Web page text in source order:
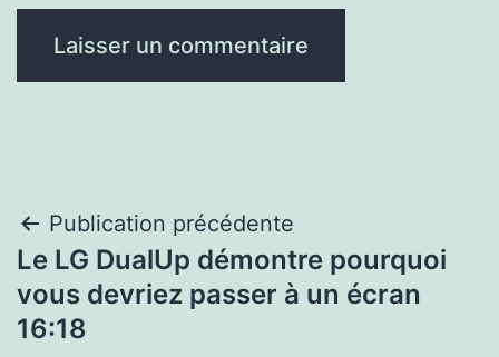
Navigation
de
l’article
Publication précédente
Le LG DualUp démontre pourquoi
vous devriez passer à un écran
16:18